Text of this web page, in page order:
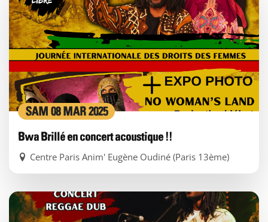
SAM 08 MAR 2025
Bwa Brillé en concert acoustique !!
Centre Paris Anim' Eugène Oudiné (Paris 13ème)